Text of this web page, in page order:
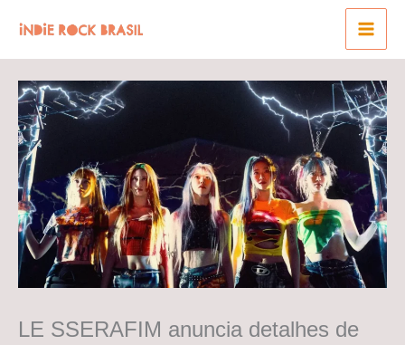
para
o
conteúdo
LE SSERAFIM anuncia detalhes de